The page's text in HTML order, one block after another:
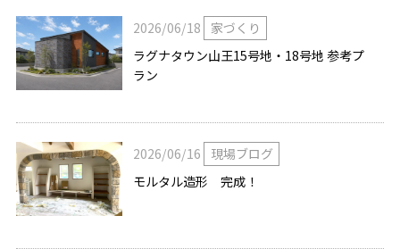
2026/06/18
家づくり
ラグナタウン山王15号地・18号地 参考プ
ラン
2026/06/16
現場ブログ
モルタル造形 完成！